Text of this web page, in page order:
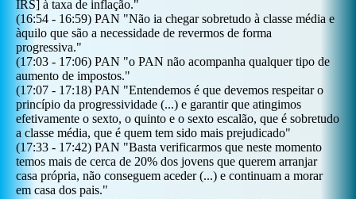
IRS] à taxa de inflação."
(16:54 - 16:59) PAN "Não ia chegar sobretudo à classe média e
àquilo que são a necessidade de revermos de forma
progressiva."
(17:03 - 17:06) PAN "o PAN não acompanha qualquer tipo de
aumento de impostos."
(17:07 - 17:18) PAN "Entendemos é que devemos respeitar o
princípio da progressividade (...) e garantir que atingimos
efetivamente o sexto, o quinto e o sexto escalão, que é sobretudo
a classe média, que é quem tem sido mais prejudicado"
(17:33 - 17:42) PAN "Basta verificarmos que neste momento
temos mais de cerca de 20% dos jovens que querem arranjar
casa própria, não conseguem aceder (...) e continuam a morar
em casa dos pais."